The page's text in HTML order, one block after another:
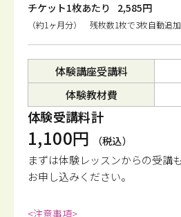
チケット1枚あたり
2,585円
（約1ヶ月分） 残枚数1枚で3枚自動追
体験講座受講料
体験教材費
体験受講料計
1,100円 （税込）
まずは体験レッスンからの受講
お申し込みください。
<注意事項>